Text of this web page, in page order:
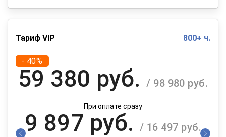
Тариф VIP 800+ ч.
- 40%
59 380 руб. / 98 980 руб.
При оплате сразу
9 897 руб. / 16 497 руб.